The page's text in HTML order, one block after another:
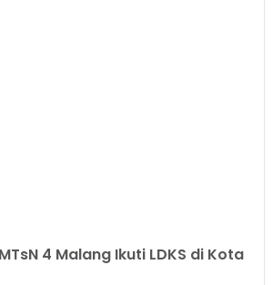
4 Malang Ikuti LDKS di Kota